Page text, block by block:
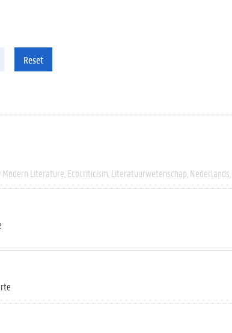
Reset
Modern Literature Ecocriticism Literatuurwetenschap Nederlands